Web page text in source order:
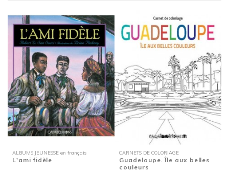
ALBUMS JEUNESSE en français
L'ami fidèle
CARNETS DE COLORIAGE
Guadeloupe. Île aux belles
couleurs